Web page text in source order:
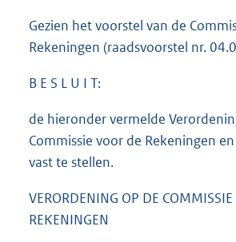
Gezien het voorstel van de
Rekeningen (raadsvoorstel nr.
B E S L U I T:
de hieronder vermelde
Commissie voor de Rekeningen
vast te stellen.
VERORDENING OP DE COMMISSIE
REKENINGEN